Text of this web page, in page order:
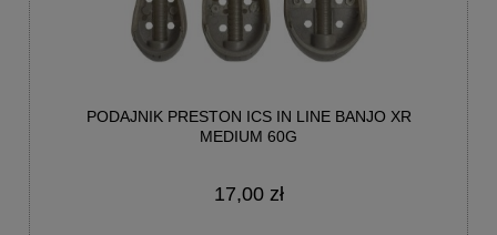
PODAJNIK PRESTON ICS IN LINE BANJO XR
MEDIUM 60G
17,00 zł